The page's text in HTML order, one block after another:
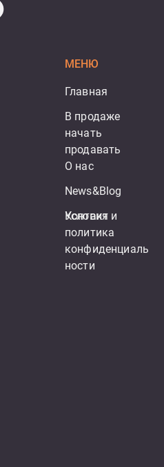
МЕНЮ
Главная
В продаже
начать
продавать
О нас
News&Blog
Контакт
Условия и
политика
конфиденциаль
ности